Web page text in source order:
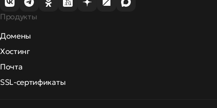
Продукты
Домены
Хостинг
Почта
SSL-сертификаты